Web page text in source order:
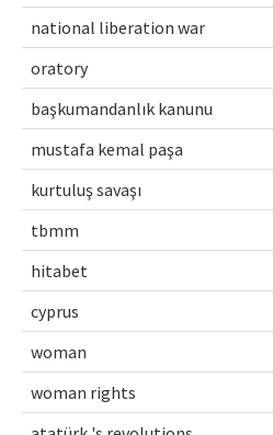
national liberation war
oratory
başkumandanlık kanunu
mustafa kemal paşa
kurtuluş savaşı
tbmm
hitabet
cyprus
woman
woman rights